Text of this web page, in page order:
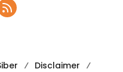
Disclaimer